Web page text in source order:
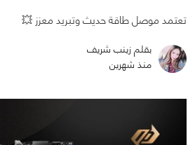
تعتمد موصل طاقة حديث وتبريد معزز 💥
بقلم زينب شريف
منذ شهرين